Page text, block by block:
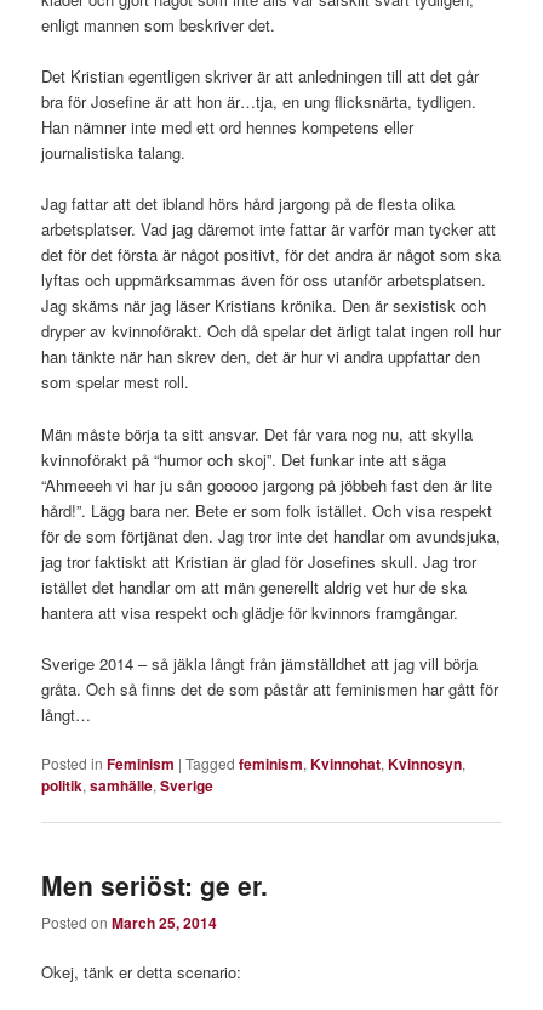
enligt mannen som beskriver det.
Det Kristian egentligen skriver är att anledningen till att det går
bra för Josefine är att hon är…tja, en ung flicksnärta, tydligen.
Han nämner inte med ett ord hennes kompetens eller
journalistiska talang.
Jag fattar att det ibland hörs hård jargong på de flesta olika
arbetsplatser. Vad jag däremot inte fattar är varför man tycker att
det för det första är något positivt, för det andra är något som ska
lyftas och uppmärksammas även för oss utanför arbetsplatsen.
Jag skäms när jag läser Kristians krönika. Den är sexistisk och
dryper av kvinnoförakt. Och då spelar det ärligt talat ingen roll hur
han tänkte när han skrev den, det är hur vi andra uppfattar den
som spelar mest roll.
Män måste börja ta sitt ansvar. Det får vara nog nu, att skylla
kvinnoförakt på “humor och skoj”. Det funkar inte att säga
“Ahmeeeh vi har ju sån gooooo jargong på jöbbeh fast den är lite
hård!”. Lägg bara ner. Bete er som folk istället. Och visa respekt
för de som förtjänat den. Jag tror inte det handlar om avundsjuka,
jag tror faktiskt att Kristian är glad för Josefines skull. Jag tror
istället det handlar om att män generellt aldrig vet hur de ska
hantera att visa respekt och glädje för kvinnors framgångar.
Sverige 2014 – så jäkla långt från jämställdhet att jag vill börja
gråta. Och så finns det de som påstår att feminismen har gått för
långt…
Posted in Feminism |Tagged feminism,Kvinnohat,Kvinnosyn,
politik,samhälle,Sverige
Men seriöst: ge er.
Posted onMarch 25, 2014
Okej, tänk er detta scenario: